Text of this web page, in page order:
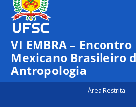
VI EMBRA – Encontro
Mexicano Brasileiro
Antropologia
Área Restrita